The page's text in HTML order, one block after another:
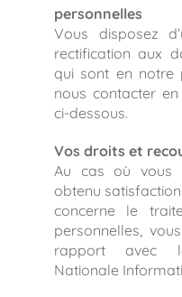
personnelles
Vous disposez
rectification aux
qui sont en notre
nous contacter
ci-dessous.
Vos droits et
Au cas où vous
obtenu
concerne le
personnelles,
rapport avec
Nationale